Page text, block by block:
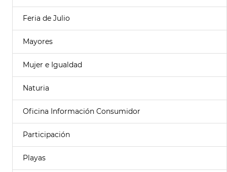
Feria de Julio
Mayores
Mujer e Igualdad
Naturia
Oficina Información Consumidor
Participación
Playas